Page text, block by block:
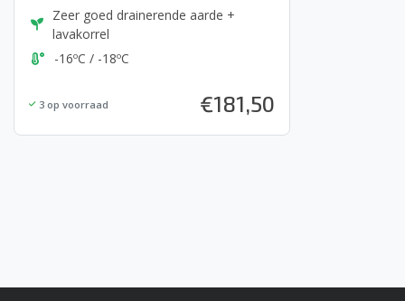
Zeer goed drainerende aarde +
lavakorrel
-16ºC / -18ºC
3 op voorraad €181,50